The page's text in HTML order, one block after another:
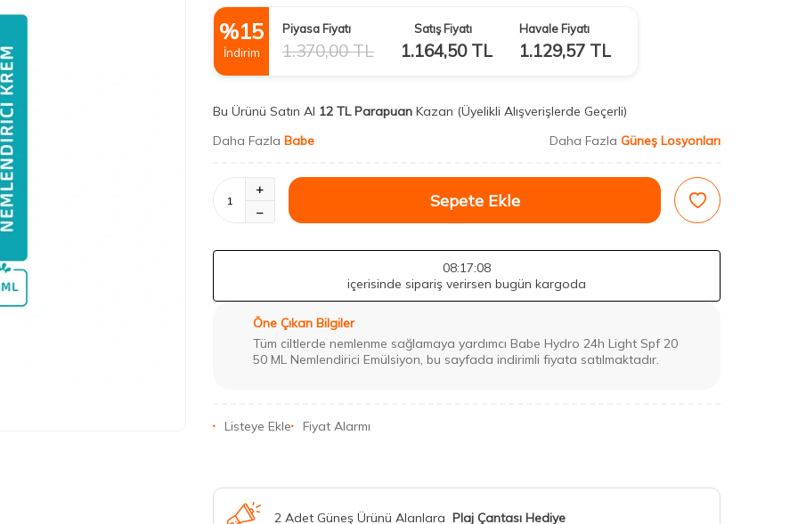
%15
İndirim
Piyasa Fiyatı
1.370,00TL
Satış Fiyatı
1.164,50TL
Havale Fiyatı
1.129,57 TL
Bu Ürünü Satın Al 12 TL Parapuan Kazan (Üyelikli Alışverişlerde Geçerli)
Daha Fazla Babe Daha Fazla Güneş Losyonları
Sepete Ekle
08:17:07
içerisinde sipariş verirsen bugün kargoda
Öne Çıkan Bilgiler
Tüm ciltlerde nemlenme sağlamaya yardımcı Babe Hydro 24h Light Spf 20
50 ML Nemlendirici Emülsiyon, bu sayfada indirimli fiyata satılmaktadır.
Listeye Ekle Fiyat Alarmı
2 Adet Güneş Ürünü Alanlara Plaj Çantası Hediye